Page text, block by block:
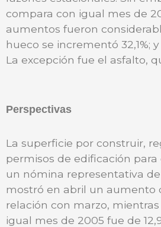
compara con igual mes de
aumentos fueron
hueco se incrementó 32,1%;
La excepción fue el asfalto,
Perspectivas
La superficie por construir,
permisos de edificación para
un nómina representativa
mostró en abril un aumento
relación con marzo,
igual mes de 2005 fue de